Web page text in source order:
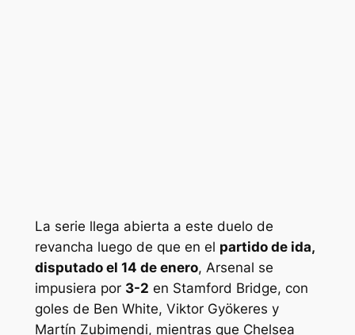
La serie llega abierta a este duelo de
revancha luego de que en el partido de ida,
disputado el 14 de enero, Arsenal se
impusiera por 3-2 en Stamford Bridge, con
goles de Ben White, Viktor Gyökeres y
Martín Zubimendi, mientras que Chelsea